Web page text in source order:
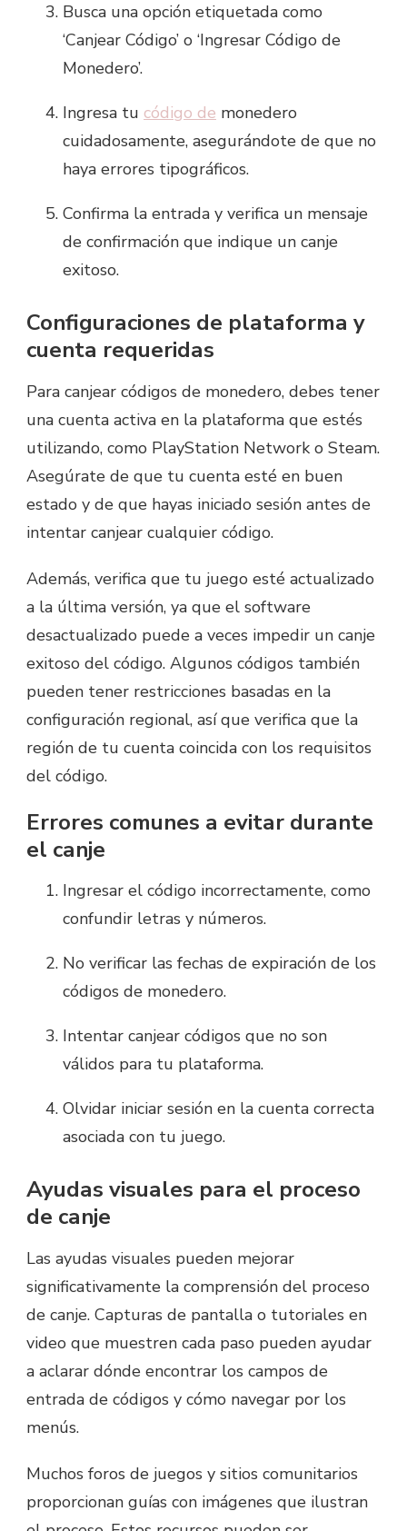
Busca una opción etiquetada como
‘Canjear Código’ o ‘Ingresar Código de
Monedero’.
Ingresa tu código de monedero
cuidadosamente, asegurándote de que no
haya errores tipográficos.
Confirma la entrada y verifica un mensaje
de confirmación que indique un canje
exitoso.
Configuraciones de plataforma y
cuenta requeridas
Para canjear códigos de monedero, debes tener
una cuenta activa en la plataforma que estés
utilizando, como PlayStation Network o Steam.
Asegúrate de que tu cuenta esté en buen
estado y de que hayas iniciado sesión antes de
intentar canjear cualquier código.
Además, verifica que tu juego esté actualizado
a la última versión, ya que el software
desactualizado puede a veces impedir un canje
exitoso del código. Algunos códigos también
pueden tener restricciones basadas en la
configuración regional, así que verifica que la
región de tu cuenta coincida con los requisitos
del código.
Errores comunes a evitar durante
el canje
Ingresar el código incorrectamente, como
confundir letras y números.
No verificar las fechas de expiración de los
códigos de monedero.
Intentar canjear códigos que no son
válidos para tu plataforma.
Olvidar iniciar sesión en la cuenta correcta
asociada con tu juego.
Ayudas visuales para el proceso
de canje
Las ayudas visuales pueden mejorar
significativamente la comprensión del proceso
de canje. Capturas de pantalla o tutoriales en
video que muestren cada paso pueden ayudar
a aclarar dónde encontrar los campos de
entrada de códigos y cómo navegar por los
menús.
Muchos foros de juegos y sitios comunitarios
proporcionan guías con imágenes que ilustran